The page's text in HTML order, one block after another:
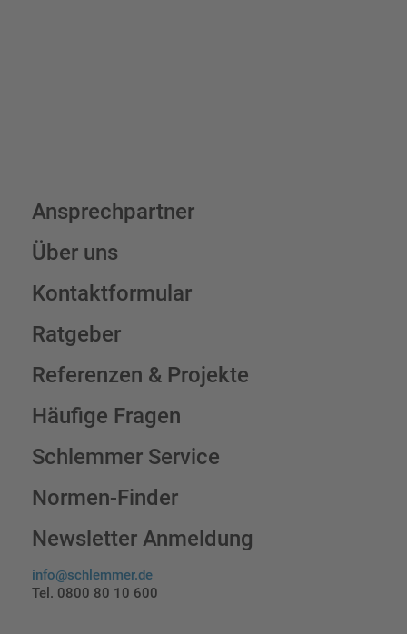
Ansprechpartner
Über uns
Kontaktformular
Ratgeber
Referenzen & Projekte
Häufige Fragen
Schlemmer Service
Normen-Finder
Newsletter Anmeldung
info@schlemmer.de
Tel. 0800 80 10 600